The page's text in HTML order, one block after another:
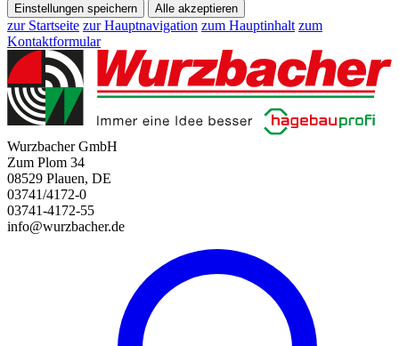
Einstellungen speichern Alle akzeptieren
zur Startseite zur Hauptnavigation zum Hauptinhalt zum
Kontaktformular
Wurzbacher GmbH
Zum Plom 34
08529 Plauen, DE
03741/4172-0
03741-4172-55
info@wurzbacher.de